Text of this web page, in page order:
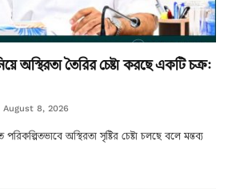
অস্থিরতা তৈরির চেষ্টা করছে একটি চক্র:
August 8, 2026
পরিকল্পিতভাবে অস্থিরতা সৃষ্টির চেষ্টা চলছে বলে মন্তব্য